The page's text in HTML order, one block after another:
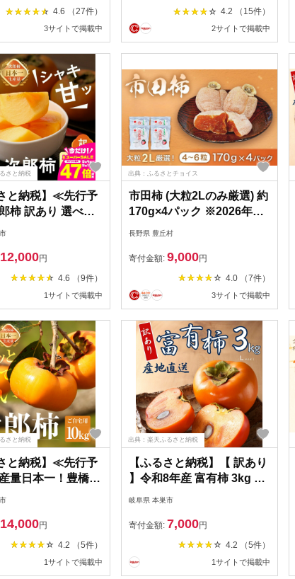
気 おすすめ 送料無
フト プレゼント
柿 奈良県 天理市
可地域：離島】
】
4.6 （27件）
3サイトで掲載中
ルーツ 旬 甘い スイーツ お
やつ 高糖度 特産品 産地直
送 わけあり ワケあり 愛知
県 豊橋市
4.2 （15件）
2サイトで掲載中
さと納税
と納税】≪先行予
柿 訳あり 選べる
箱:約16個 / 平箱:
カキ かき 果物 フ
旬 甘い スイーツ お
度 特産品 産地直
り ワケあり 愛知
12,000円
4.6 （9件）
1サイトで掲載中
出典：ふるさとチョイス
市田柿 (大粒2Lのみ厳選) 約
170g×4パック ※2026年12
月下旬発送予定※ 年内発
フルーツ｜果物｜長野県産
長野県 豊丘村
寄付金額:9,000円
4.0 （7件）
3サイトで掲載中
さと納税
と納税】≪先行予
量日本一！豊橋の
豊橋石巻産次郎
自宅用 10kg 柿 訳
揃い 甘柿 果物 フル
11月 愛知県 豊橋
ンC わけあり果物
14,000円
4.2 （5件）
1サイトで掲載中
出典：楽天ふるさと納税
【ふるさと納税】【 訳あり
】令和8年産 富有柿 3kg L
サイズ 14個 カキ かき 果物
ズ 色ムラ 家庭用規格 のた
め 訳アリ わけあり 自宅用
家庭用 岐阜県 本巣市 高橋
柿ファーム 先行予約 11月
岐阜県 本巣市
寄付金額: 7,000円
4.2 （5件）
1サイトで掲載中